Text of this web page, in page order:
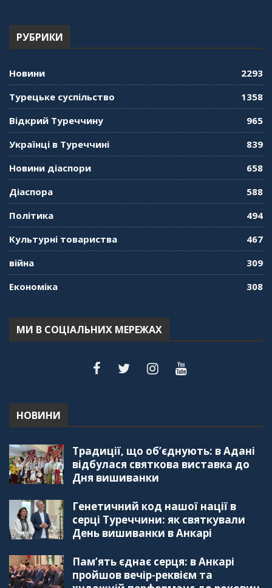
"Дзеркало діаспори". Випуск 11. Олександр
Середа
"Дзеркало діаспори". Випуск 10. Тонкощі та
"Дзеркало діаспори". Випуск 8. Розмова з
Послом
"Дзеркало діаспори". Випуск 6. Можливості
рада українських громад Туреччини
56:20
"Дзеркало діаспори". Випуск 3. Вища освіта:
59:38
"Дзеркало діаспори", Випуск 2, Як вивчити
57:18
"Дзеркало діаспори". Випуск 1. Про створення
РУБРИКИ
Новини
2293
Турецьке суспільство
1358
Відкрий Туреччину
965
Українці в Туреччині
839
Новини діаспори
658
Діаспора
588
Політика
494
Культурні товариства
467
війна
309
Економіка
308
МИ В СОЦІАЛЬНИХ МЕРЕЖАХ
НОВИНИ
Традиції, що об’єднують: в Адані
відбулася святкова виставка до
Дня вишиванки
Генетичний код нашої нації в
серці Туреччини: як святкували
День вишиванки в Анкарі
Пам’ять єднає серця: в Анкарі
пройшов вечір-реквієм та